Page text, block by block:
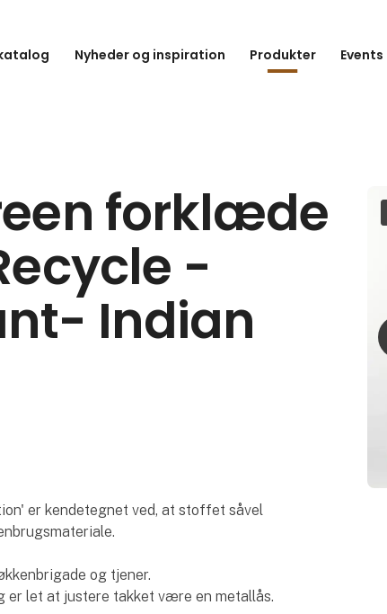
Nyheder og inspiration Produkter
forklæde
-
Indian
er kendetegnet ved, at stoffet såvel
og tjener.
let at justere takket være en metallås.